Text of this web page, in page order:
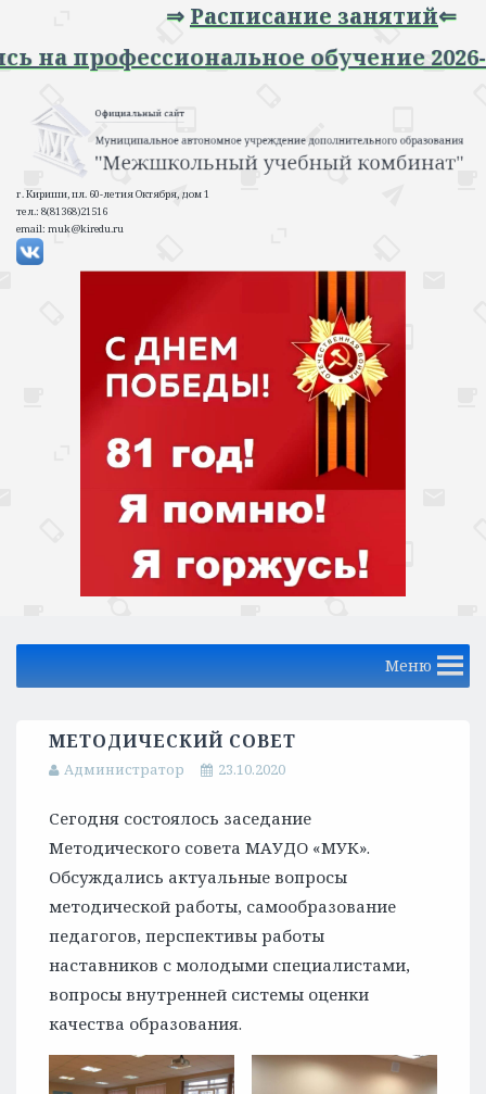
⇒Расписание занятий
на профессиональное обучение
г. Кириши, пл. 60-летия Октября, дом 1
тел.: 8(81368)21516
email: muk@kiredu.ru
Меню
МЕТОДИЧЕСКИЙ СОВЕТ
Администратор 23.10.2020
Сегодня состоялось заседание
Методического совета МАУДО «МУК».
Обсуждались актуальные вопросы
методической работы, самообразование
педагогов, перспективы работы
наставников с молодыми специалистами,
вопросы внутренней системы оценки
качества образования.